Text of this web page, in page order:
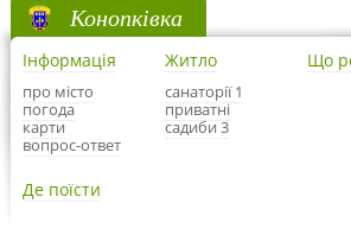
Конопківка
Інформація
про місто
погода
карти
вопрос-ответ
Житло
санаторії 1
приватні
садиби 3
Що
Де поїсти